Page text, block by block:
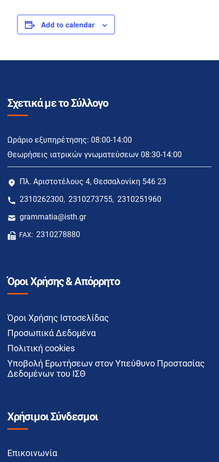
Add to calendar
Σχετικά με το Σύλλογο
Ωράριο εξυπηρέτησης: 08:00-14:00
Θεωρήσεις ιατρικών γνωματεύσεων 08:30-14:00
Πλ. Αριστοτέλους 4, Θεσσαλονίκη 546 23
2310262300, 2310273755, 2310251960
grammatia@isth.gr
FAX: 2310278880
Όροι Χρήσης & Απόρρητο
Όροι Χρήσης Ιστοσελίδας
Προσωπικά Δεδομένα
Πολιτική cookies
Υποβολή Ερωτήσεων στον Υπεύθυνο Προστασίας
Δεδομένων του ΙΣΘ
Χρήσιμοι Σύνδεσμοι
Επικοινωνία